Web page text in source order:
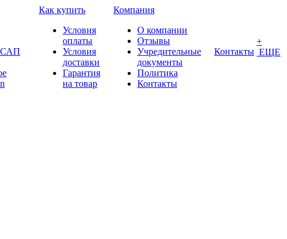
Как купить
Условия
оплаты
Условия
доставки
Гарантия
на товар
Компания
О компании
Отзывы
Учредительные
документы
Политика
Контакты
Контакты
+
ЕЩЕ